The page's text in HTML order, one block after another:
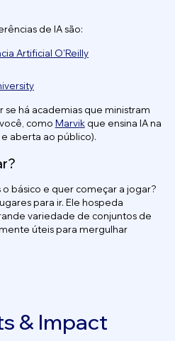
de IA são:
Artificial O'Reilly
há academias que ministram
como Marvikque ensina IA na
aberta ao público).
básico e quer começar a jogar?
para ir. Ele hospeda
variedade de conjuntos de
úteis para mergulhar
& Impact